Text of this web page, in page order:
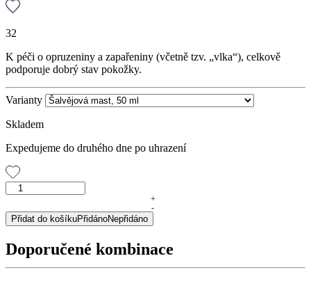
32
K péči o opruzeniny a zapařeniny (včetně tzv. „vlka“), celkově
podporuje dobrý stav pokožky.
Varianty
Skladem
Expedujeme do druhého dne po uhrazení
Šalvějová
50
ml
+
-
Přidat do košíkuPřidánoNepřidáno
Doporučené kombinace